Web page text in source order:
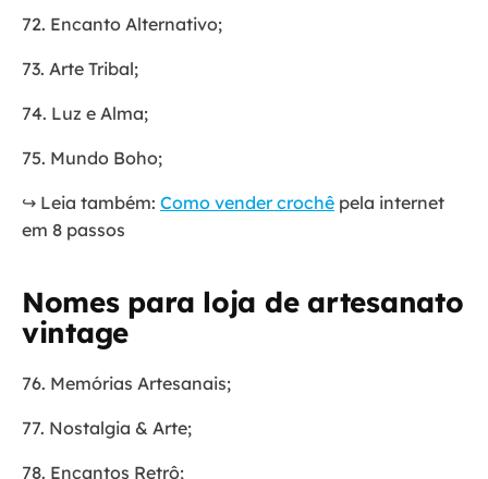
72. Encanto Alternativo;
73. Arte Tribal;
74. Luz e Alma;
75. Mundo Boho;
↪️ Leia também: Como vender crochê pela internet
em 8 passos
Nomes para loja de artesanato
vintage
76. Memórias Artesanais;
77. Nostalgia & Arte;
78. Encantos Retrô;